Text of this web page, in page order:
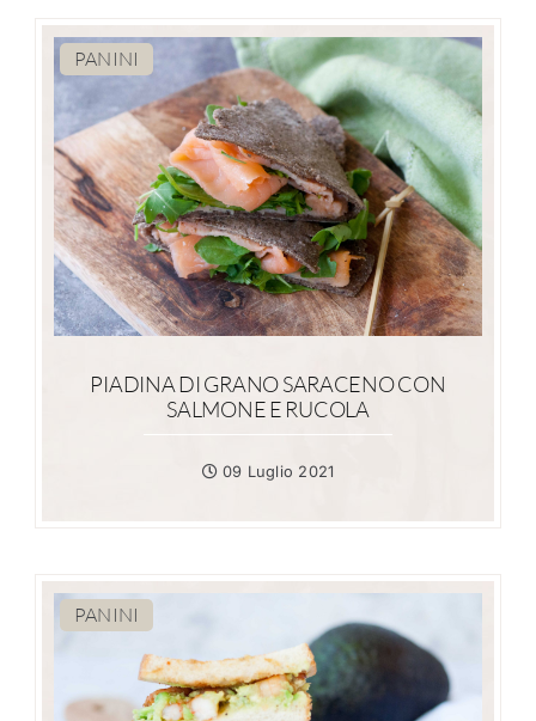
PANINI
PIADINA DI GRANO SARACENO CON
SALMONE E RUCOLA
09 Luglio 2021
PANINI